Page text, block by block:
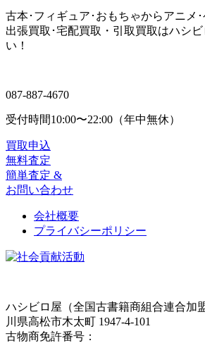
古本･フィギュア･おもちゃからアニメ
出張買取･宅配買取・引取買取はハシ
い！
087-887-4670
受付時間10:00〜22:00（年中無休）
買取申込
無料査定
簡単査定 &
お問い合わせ
会社概要
プライバシーポリシー
ハシビロ屋（全国古書籍商組合連合加
川県高松市木太町 1947-4-101
古物商免許番号：